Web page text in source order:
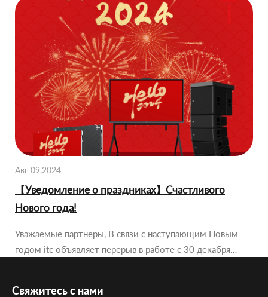
Авг 09,2024
【Уведомление о праздниках】Счастливого
Нового года!
Уважаемые партнеры, В связи с наступающим Новым
годом itc объявляет перерыв в работе с 30 декабря…
Свяжитесь с нами